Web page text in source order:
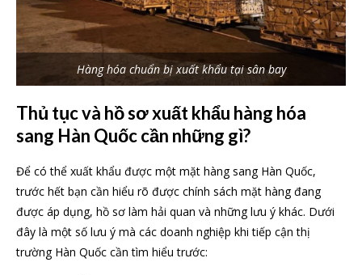
Hàng hóa chuẩn bị xuất khẩu tại sân bay
Thủ tục và hồ sơ xuất khẩu hàng hóa
sang Hàn Quốc cần những gì?
Để có thể xuất khẩu được một mặt hàng sang Hàn Quốc,
trước hết bạn cần hiểu rõ được chính sách mặt hàng đang
được áp dụng, hồ sơ làm hải quan và những lưu ý khác. Dưới
đây là một số lưu ý mà các doanh nghiệp khi tiếp cận thị
trường Hàn Quốc cần tìm hiểu trước: